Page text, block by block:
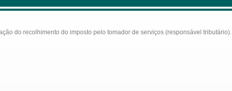
do recolhimento do imposto pelo tomador de serviços (responsável tributário).